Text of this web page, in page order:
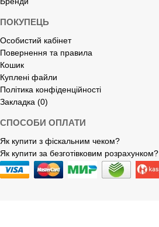
ПОКУПЕЦЬ
Особистий кабінет
Повернення та правила
Кошик
Куплені файли
Політика конфіденційності
Закладка (0)
СПОСОБИ ОПЛАТИ
Як купити з фіскальним чеком?
Як купити за безготівковим розрахунком?